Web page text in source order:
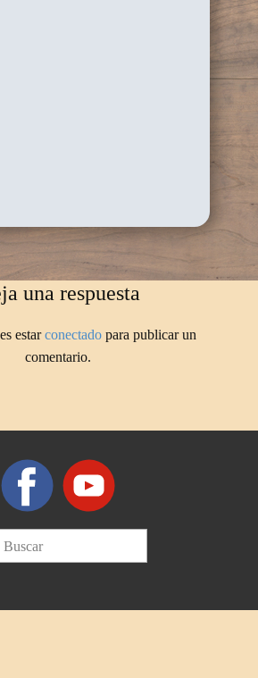
una respuesta
estarconectado para publicar un
comentario.